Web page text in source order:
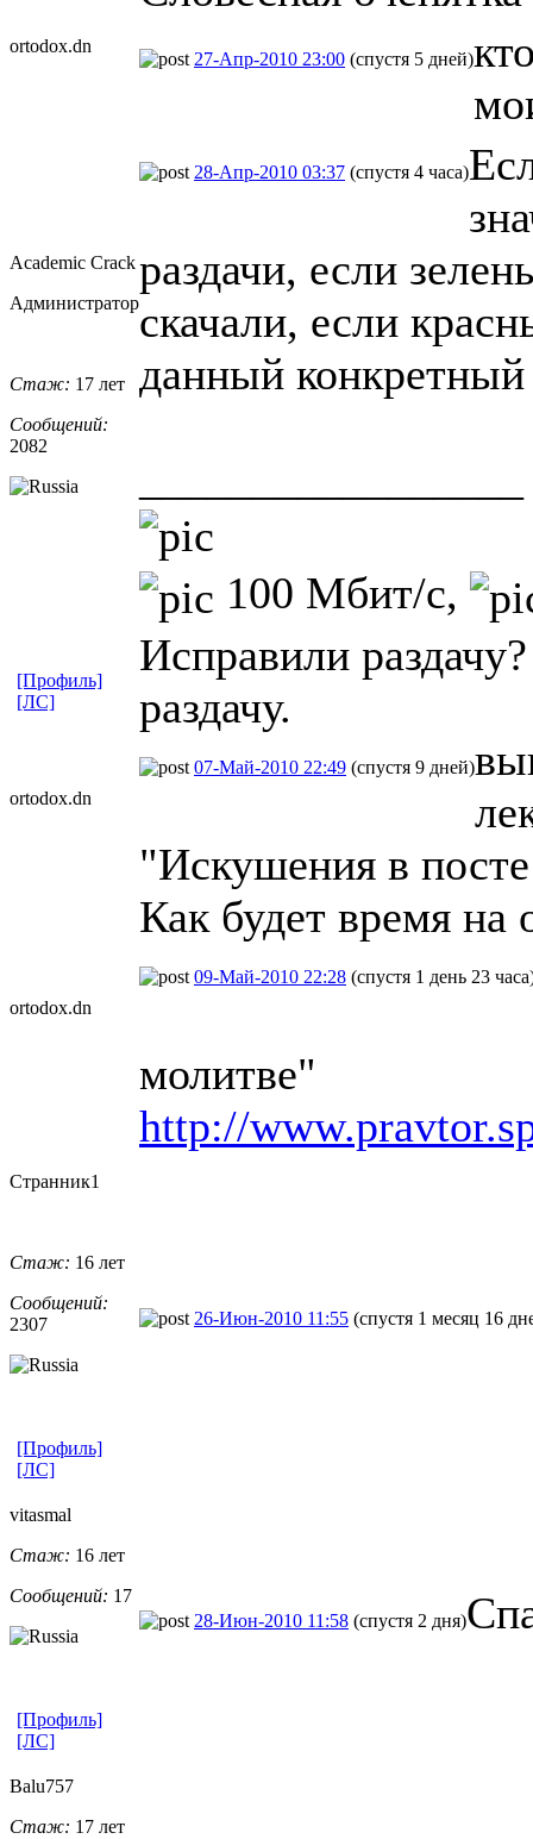
ortodox.dn
27-Апр-2010 23:00 (спустя 5 дней)
Academic Crack
Администратор
Стаж: 17 лет
Сообщений:
2082
28-Апр-2010 03:37 (спустя 4 часа)
раздачи, если
скачали, если
данный
100 Мбит/с,
Исправили
раздачу.
[Профиль]
[ЛС]
ortodox.dn
07-Май-2010 22:49 (спустя 9 дней)
"Искушения в
Как будет время
ortodox.dn
09-Май-2010 22:28 (спустя 1 день 23
молитве"
http://
Странник1
Стаж: 16 лет
Сообщений:
2307
26-Июн-2010 11:55 (спустя 1 месяц 16
[Профиль]
[ЛС]
vitasmal
Стаж: 16 лет
Сообщений: 17
28-Июн-2010 11:58 (спустя 2 дня)
[Профиль]
[ЛС]
Balu757
Стаж: 17 лет